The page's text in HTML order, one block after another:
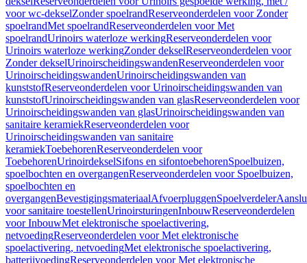
voor wc-dekselZonder spoelrandReserveonderdelen voor Zonder
spoelrandMet spoelrandReserveonderdelen voor Met
spoelrandUrinoirs waterloze werkingReserveonderdelen voor
Urinoirs waterloze werkingZonder dekselReserveonderdelen voor
Zonder dekselUrinoirscheidingswandenReserveonderdelen voor
UrinoirscheidingswandenUrinoirscheidingswanden van
kunststofReserveonderdelen voor Urinoirscheidingswanden van
kunststofUrinoirscheidingswanden van glasReserveonderdelen voor
Urinoirscheidingswanden van glasUrinoirscheidingswanden van
sanitaire keramiekReserveonderdelen voor
Urinoirscheidingswanden van sanitaire
keramiekToebehorenReserveonderdelen voor
ToebehorenUrinoirdekselSifons en sifontoebehorenSpoelbuizen,
spoelbochten en overgangenReserveonderdelen voor Spoelbuizen,
spoelbochten en
overgangenBevestigingsmateriaalAfvoerpluggenSpoelverdeler
voor sanitaire toestellenUrinoirsturingenInbouwReserveonderdelen
voor InbouwMet elektronische spoelactivering,
netvoedingReserveonderdelen voor Met elektronische
spoelactivering, netvoedingMet elektronische spoelactivering,
batterijvoedingReserveonderdelen voor Met elektronische